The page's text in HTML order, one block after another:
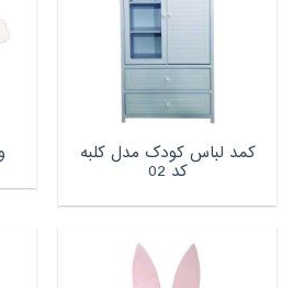
کمد لباس کودک مدل کلبه
کد 02